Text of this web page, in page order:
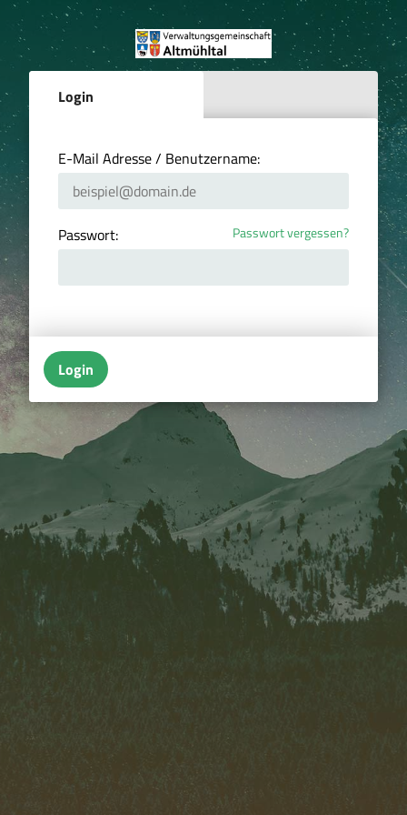
Login
E-Mail Adresse / Benutzername:
Passwort: Passwort vergessen?
Login